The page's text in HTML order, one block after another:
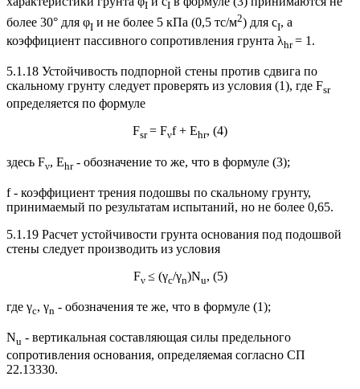
I I
более 30° для φI и не более 5 кПа (0,5 тс/м2) для cI, а
коэффициент пассивного сопротивления грунта λhr= 1.
5.1.18 Устойчивость подпорной стены против сдвига по
скальному грунту следует проверять из условия (1), где Fsr
определяется по формуле
Fsr= Fνf + Ehr, (4)
здесь Fν, Ehr- обозначение то же, что в формуле (3);
f - коэффициент трения подошвы по скальному грунту,
принимаемый по результатам испытаний, но не более 0,65.
5.1.19 Расчет устойчивости грунта основания под подошвой
стены следует производить из условия
Fν ≤ (γc/γn)Nu, (5)
где γc, γn - обозначения те же, что в формуле (1);
Nu - вертикальная составляющая силы предельного
сопротивления основания, определяемая согласно СП
22.13330.